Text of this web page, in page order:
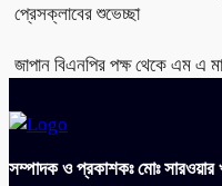
প্রেসক্লাবের শুভেচ্ছা
জাপান বিএনপির পক্ষ থেকে এম এ
সম্পাদক ও প্রকাশকঃ মোঃ সারওয়ার